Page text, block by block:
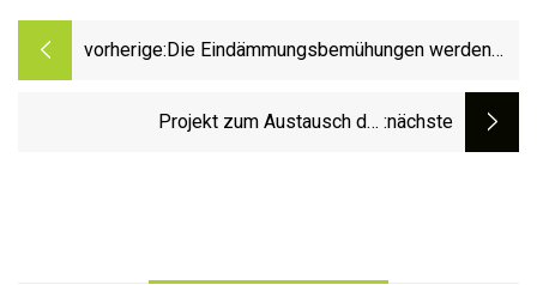
vorherige: Die Eindämmungsbemühungen werden
fortgesetzt
Projekt zum Austausch der :nächste